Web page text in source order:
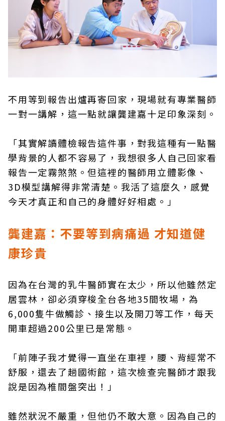
不用等到報告出爐再寄回家，現場就有專業醫師
一對一講解，這一點就讓龔建嘉十足印象深刻。
「其實解讀體檢報告這件事，對我這種有一點醫
學背景的人都不容易了，我想很多人自己回家看
報告一定霧煞煞。但這裡的醫師用立體影像、
3D模型講解得非常清楚。我活了這麼久，感覺
今天才真正和自己的身體好好相處。」
龔建嘉：不要等到病痛過 才知道健
康珍貴
因為在台灣的乳牛醫師實在太少，所以他雖然定
居雲林，卻必須穿梭全台各地35間牧場，為
6,000隻牛做觸診、接生以及開刀等工作，每天
開車超過200公里已是常態。
「前陣子我才覺得一直坐在車裡，腰、背經常不
舒服，還去了趟國術館，這次檢查完醫師才跟我
說是因為椎間盤突出！」
雖然狀況不嚴重，但他仍不敢大意。因為自己的